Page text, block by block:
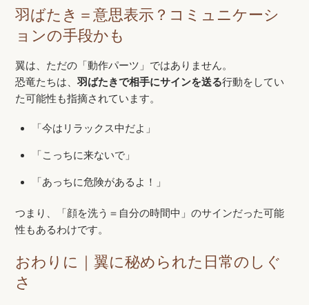
羽ばたき＝意思表示？コミュニケーシ
ョンの手段かも
翼は、ただの「動作パーツ」ではありません。
恐竜たちは、羽ばたきで相手にサインを送る行動をしてい
た可能性も指摘されています。
「今はリラックス中だよ」
「こっちに来ないで」
「あっちに危険があるよ！」
つまり、「顔を洗う＝自分の時間中」のサインだった可能
性もあるわけです。
おわりに｜翼に秘められた日常のしぐ
さ